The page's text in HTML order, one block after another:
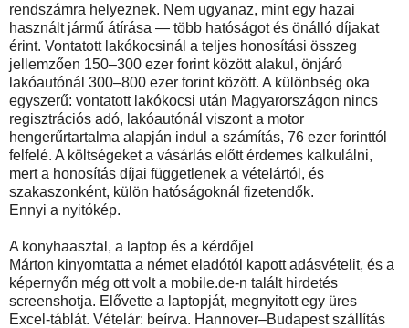
rendszámra helyeznek. Nem ugyanaz, mint egy hazai
használt jármű átírása — több hatóságot és önálló díjakat
érint. Vontatott lakókocsinál a teljes honosítási összeg
jellemzően 150–300 ezer forint között alakul, önjáró
lakóautónál 300–800 ezer forint között. A különbség oka
egyszerű: vontatott lakókocsi után Magyarországon nincs
regisztrációs adó, lakóautónál viszont a motor
hengerűrtartalma alapján indul a számítás, 76 ezer forinttól
felfelé. A költségeket a vásárlás előtt érdemes kalkulálni,
mert a honosítás díjai függetlenek a vételártól, és
szakaszonként, külön hatóságoknál fizetendők.
Ennyi a nyitókép.
A konyhaasztal, a laptop és a kérdőjel
Márton kinyomtatta a német eladótól kapott adásvételit, és a
képernyőn még ott volt a mobile.de-n talált hirdetés
screenshotja. Elővette a laptopját, megnyitott egy üres
Excel-táblát. Vételár: beírva. Hannover–Budapest szállítás